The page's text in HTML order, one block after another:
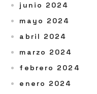
junio 2024
mayo 2024
abril 2024
marzo 2024
febrero 2024
enero 2024